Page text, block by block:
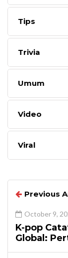
Tips
Trivia
Umum
Video
Viral
Previous
October 9,
K-pop
Global: